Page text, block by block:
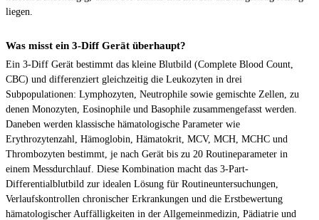
liegen.
Was misst ein 3-Diff Gerät überhaupt?
Ein 3-Diff Gerät bestimmt das kleine Blutbild (Complete Blood Count,
CBC) und differenziert gleichzeitig die Leukozyten in drei
Subpopulationen: Lymphozyten, Neutrophile sowie gemischte Zellen, zu
denen Monozyten, Eosinophile und Basophile zusammengefasst werden.
Daneben werden klassische hämatologische Parameter wie
Erythrozytenzahl, Hämoglobin, Hämatokrit, MCV, MCH, MCHC und
Thrombozyten bestimmt, je nach Gerät bis zu 20 Routineparameter in
einem Messdurchlauf. Diese Kombination macht das 3-Part-
Differentialblutbild zur idealen Lösung für Routineuntersuchungen,
Verlaufskontrollen chronischer Erkrankungen und die Erstbewertung
hämatologischer Auffälligkeiten in der Allgemeinmedizin, Pädiatrie und